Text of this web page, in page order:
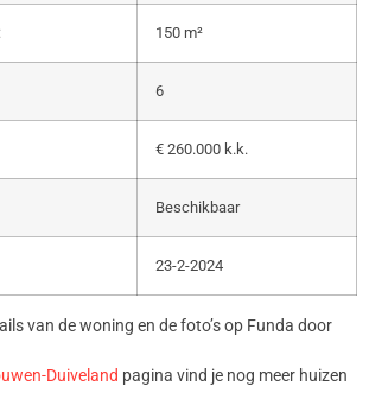
150 m²
6
€ 260.000 k.k.
Beschikbaar
23-2-2024
van de woning en de foto’s op Funda door
Duiveland pagina vind je nog meer huizen